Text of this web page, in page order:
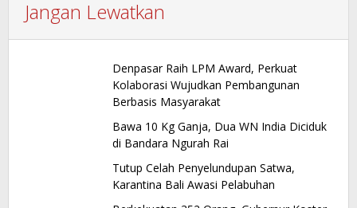
Jangan Lewatkan
Denpasar Raih LPM Award, Perkuat
Kolaborasi Wujudkan Pembangunan
Berbasis Masyarakat
Bawa 10 Kg Ganja, Dua WN India Diciduk
di Bandara Ngurah Rai
Tutup Celah Penyelundupan Satwa,
Karantina Bali Awasi Pelabuhan